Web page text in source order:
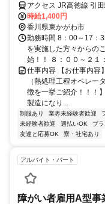
アクセス JR高徳線 引
時給1,400円
香川県東かがわ市
勤務時間 8：00～17：
を実施した方々からの
始！！ ８：００～２１
仕事内容 【お仕事内容
（熱処理工程オペレー
徴を一挙ご紹介！！！
製造になり...
制服あり 業界未経験者歓迎
未経験者歓迎
週払いOK ブ
友達と応募OK
寮・社宅あり
アルバイト・パート
障がい者雇用A型事